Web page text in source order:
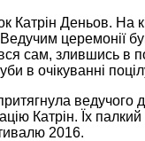
Катрін Деньов. На
церемонії
сам, злившись в
в очікуванні
ведучого
Катрін. Їх
2016.